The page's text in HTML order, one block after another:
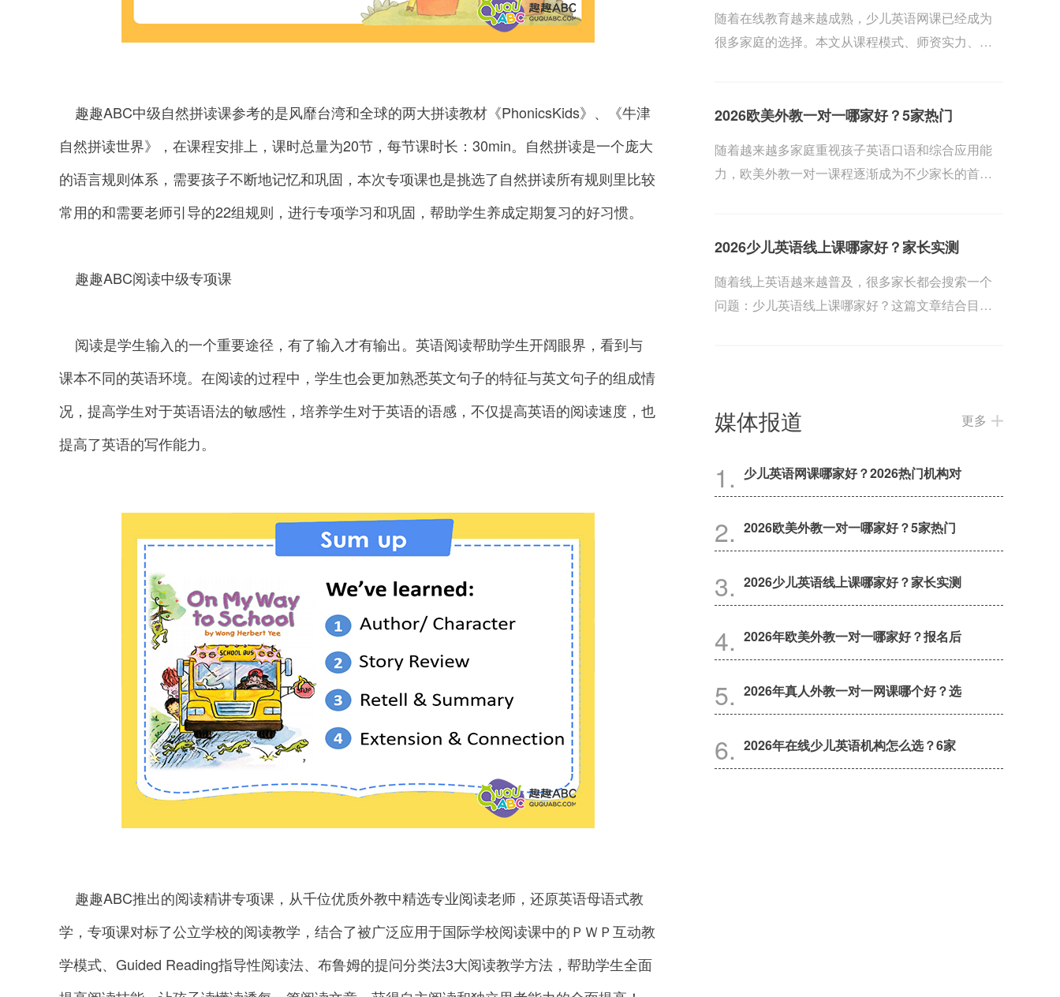
趣趣ABC中级自然拼读课参考的是风靡台湾和全球的两大拼读教材《PhonicsKids》、《牛津
自然拼读世界》，在课程安排上，课时总量为20节，每节课时长：30min。自然拼读是一个庞大
的语言规则体系，需要孩子不断地记忆和巩固，本次专项课也是挑选了自然拼读所有规则里比较
常用的和需要老师引导的22组规则，进行专项学习和巩固，帮助学生养成定期复习的好习惯。
趣趣ABC阅读中级专项课
阅读是学生输入的一个重要途径，有了输入才有输出。英语阅读帮助学生开阔眼界，看到与
课本不同的英语环境。在阅读的过程中，学生也会更加熟悉英文句子的特征与英文句子的组成情
况，提高学生对于英语语法的敏感性，培养学生对于英语的语感，不仅提高英语的阅读速度，也
提高了英语的写作能力。
趣趣ABC推出的阅读精讲专项课，从千位优质外教中精选专业阅读老师，还原英语母语式教
学，专项课对标了公立学校的阅读教学，结合了被广泛应用于国际学校阅读课中的ＰＷＰ互动教
学模式、Guided Reading指导性阅读法、布鲁姆的提问分类法3大阅读教学方法，帮助学生全面
随着在线教育越来越成熟，少儿英语网课已经成为
很多家庭的选择。本文从课程模式、师资实力、教
2026欧美外教一对一哪家好？5家热门
随着越来越多家庭重视孩子英语口语和综合应用能
力，欧美外教一对一课程逐渐成为不少家长的首
2026少儿英语线上课哪家好？家长实测
随着线上英语越来越普及，很多家长都会搜索一个
问题：少儿英语线上课哪家好？这篇文章结合目前
媒体报道 更多
少儿英语网课哪家好？2026热门机构对
2026欧美外教一对一哪家好？5家热门
2026少儿英语线上课哪家好？家长实测
2026年欧美外教一对一哪家好？报名后
2026年真人外教一对一网课哪个好？选
2026年在线少儿英语机构怎么选？6家